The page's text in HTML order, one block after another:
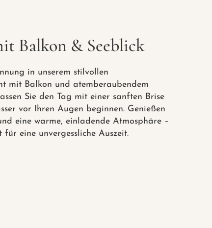
Balkon & Seeblick
in unserem stilvollen
mit Balkon und atemberaubendem
Sie den Tag mit einer sanften Brise
vor Ihren Augen beginnen. Genießen
eine warme, einladende Atmosphäre –
eine unvergessliche Auszeit.